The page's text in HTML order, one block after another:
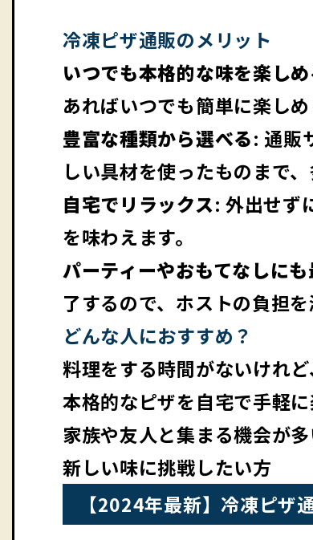
冷凍ピザ通販のメリット
いつでも本格的な味を楽し
あればいつでも簡単に楽しめ
豊富な種類から選べる: 通販
しい具材を使ったものまで
自宅でリラックス: 外出せず
を味わえます。
パーティーやおもてなしに
了するので、ホストの負担を
どんな人におすすめ？
料理をする時間がないけれ
本格的なピザを自宅で手軽
家族や友人と集まる機会が
新しい味に挑戦したい方
【2024年最新】冷凍ピザ